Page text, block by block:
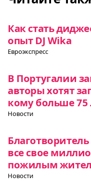
Как стать
опыт DJ Wika
Евроэкспресс
В Португалии
авторы хотят
кому больше 75
Новости
все свое
пожилым
Новости